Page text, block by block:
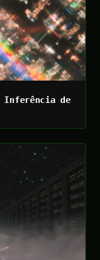
Inferência de